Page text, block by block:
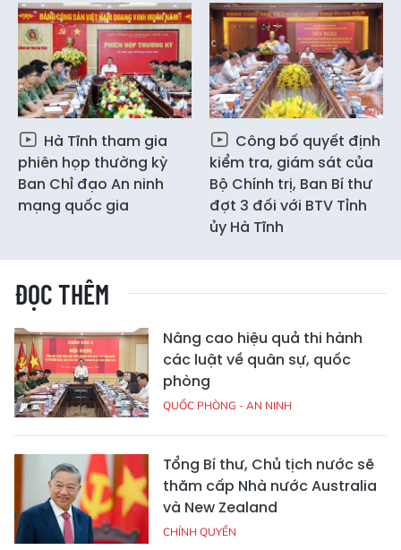
Hà Tĩnh tham gia
phiên họp thường kỳ
Ban Chỉ đạo An ninh
mạng quốc gia
Công bố quyết định
kiểm tra, giám sát của
Bộ Chính trị, Ban Bí thư
đợt 3 đối với BTV Tỉnh
ủy Hà Tĩnh
ĐỌC THÊM
Nâng cao hiệu quả thi hành
các luật về quân sự, quốc
phòng
QUỐC PHÒNG - AN NINH
Tổng Bí thư, Chủ tịch nước sẽ
thăm cấp Nhà nước Australia
và New Zealand
CHÍNH QUYỀN